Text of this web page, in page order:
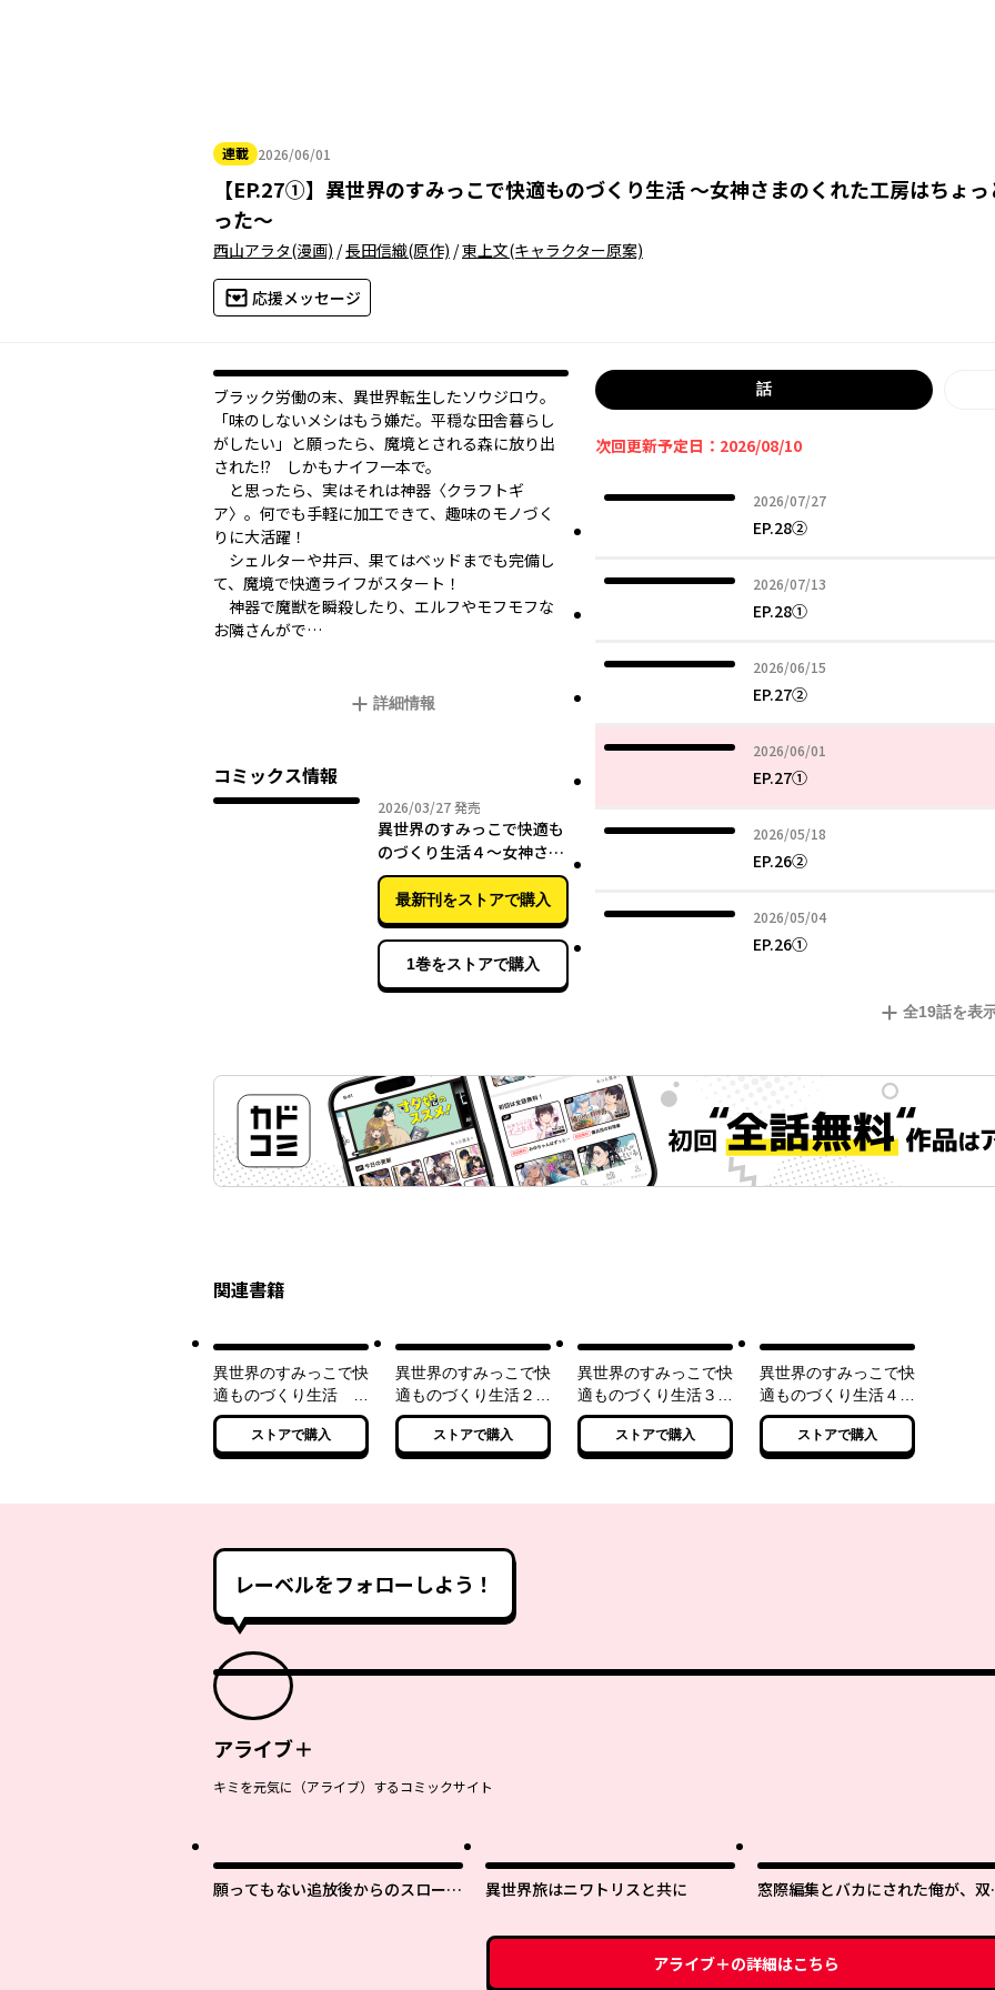
連載 2026/06/01
2026年06月01日
【EP.27①】 異世界のすみっこで快適ものづくり生活 ～女神さまのくれた工房はちょ
った～
西山アラタ(漫画) /長田信織(原作) /東上文(キャラクター原案)
応援メッセージ
ブラック労働の末、異世界転生したソウジロウ。
「味のしないメシはもう嫌だ。平穏な田舎暮らし
がしたい」と願ったら、魔境とされる森に放り出
された!? しかもナイフ一本で。
と思ったら、実はそれは神器〈クラフトギ
ア〉。何でも手軽に加工できて、趣味のモノづく
りに大活躍！
シェルターや井戸、果てはベッドまでも完備し
て、魔境で快適ライフがスタート！
神器で魔獣を瞬殺したり、エルフやモフモフな
お隣さんがで…
詳細情報
コミックス情報
2026/03/272026年03月27日
発売
異世界のすみっこで快適も
のづくり生活４～女神さま
のくれた工房はちょっとや
りすぎ性能だった～
最新刊をストアで購入
1巻をストアで購入
話
次回更新予定日：2026/08/10
2026/07/27
2026年07月27日
EP.28②
2026/07/13
2026年07月13日
EP.28①
2026/06/15
2026年06月15日
EP.27②
2026/06/01
2026年06月01日
EP.27①
2026/05/18
2026年05月18日
EP.26②
2026/05/04
2026年05月04日
EP.26①
全19話を表
関連書籍
異世界のすみっこで快
適ものづくり生活 ～
女神さまのくれた工房
はちょっとやりすぎ性
能だった～
ストアで購入
異世界のすみっこで快
適ものづくり生活２
～女神さまのくれた工
房はちょっとやりすぎ
性能だった～
ストアで購入
異世界のすみっこで快
適ものづくり生活３
～女神さまのくれた工
房はちょっとやりすぎ
性能だった～
ストアで購入
異世界のすみっこで快
適ものづくり生活４
～女神さまのくれた工
房はちょっとやりすぎ
性能だった～
ストアで購入
レーベルをフォローしよう！
アライブ＋
キミを元気に（アライブ）するコミックサイト
願ってもない追放後からのスローラ
異世界旅はニワトリスと共に
窓際編集とバカにされた俺が、双
アライブ＋の詳細はこちら